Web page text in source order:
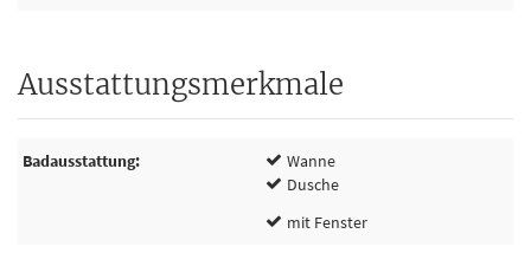
Ausstattungsmerkmale
Badausstattung
Wanne
Dusche
mit Fenster